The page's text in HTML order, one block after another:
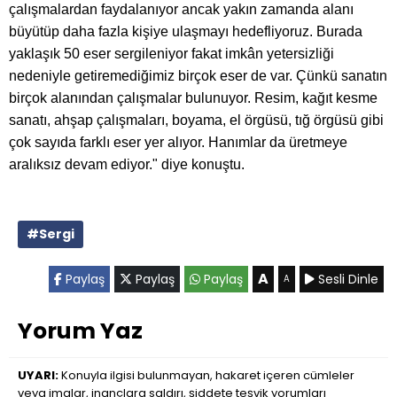
çalışmalardan faydalanıyor ancak yakın zamanda alanı
büyütüp daha fazla kişiye ulaşmayı hedefliyoruz. Burada
yaklaşık 50 eser sergileniyor fakat imkân yetersizliği
nedeniyle getiremediğimiz birçok eser de var. Çünkü sanatın
birçok alanından çalışmalar bulunuyor. Resim, kağıt kesme
sanatı, ahşap çalışmaları, boyama, el örgüsü, tığ örgüsü gibi
çok sayıda farklı eser yer alıyor. Hanımlar da üretmeye
aralıksız devam ediyor." diye konuştu.
#Sergi
Paylaş Paylaş Paylaş A A Sesli Dinle
Yorum Yaz
UYARI:Konuyla ilgisi bulunmayan, hakaret içeren cümleler
veya imalar, inançlara saldırı, şiddete teşvik yorumları